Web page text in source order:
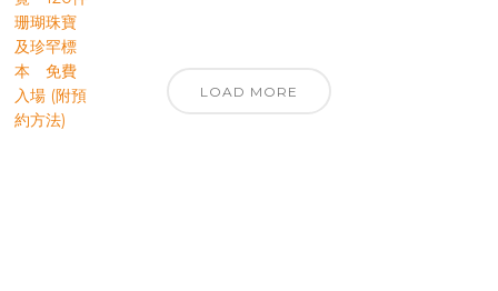
LOAD MORE